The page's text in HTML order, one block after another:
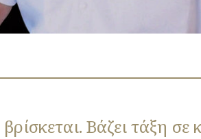
Βάζει τάξη σε